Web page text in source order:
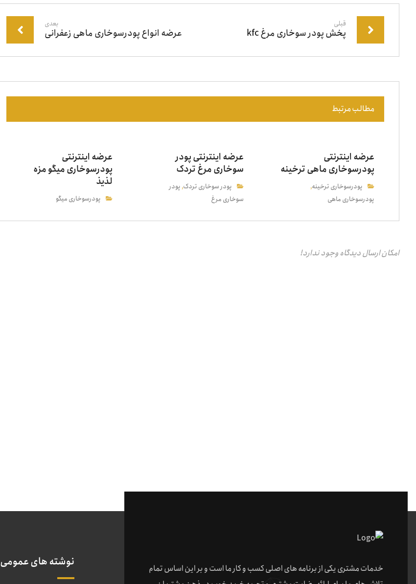
قبلی
پخش پودر سوخاری مرغ kfc
بعدی
عرضه انواع پودرسوخاری ماهی زعفرانی
مطالب مرتبط
عرضه اینترنتی
پودرسوخاری ماهی ترخینه
پودرسوخاری ترخینه,
پودرسوخاری ماهی
عرضه اینترنتی پودر
سوخاری مرغ تردک
پودر سوخاری تردک,پودر
سوخاری مرغ
عرضه اینترنتی
پودرسوخاری میگو مزه
لذیذ
پودرسوخاری میگو
امکان ارسال دیدگاه وجود ندارد!
خدمات مشتری یکی از برنامه های اصلی کسب و کار ما است و بر این اساس تمام
نوشته های عمومی